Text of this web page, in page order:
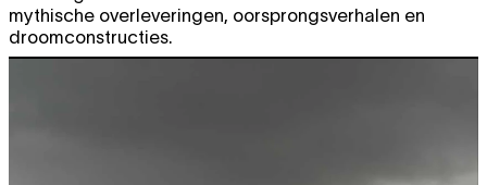
mythische overleveringen, oorsprongsverhalen en
droomconstructies.